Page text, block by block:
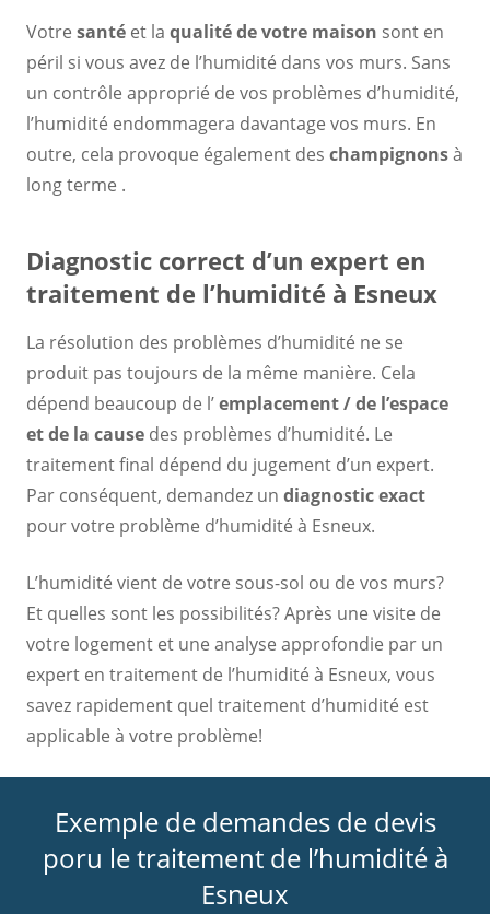
Votre santé et la qualité de votre maison sont en
péril si vous avez de l’humidité dans vos murs. Sans
un contrôle approprié de vos problèmes d’humidité,
l’humidité endommagera davantage vos murs. En
outre, cela provoque également des champignonsà
long terme .
Diagnostic correct d’un expert en
traitement de l’humidité à Esneux
La résolution des problèmes d’humidité ne se
produit pas toujours de la même manière. Cela
dépend beaucoup de l’emplacement / de l’espace
et de la cause des problèmes d’humidité. Le
traitement final dépend du jugement d’un expert.
Par conséquent, demandez un diagnostic exact
pour votre problème d’humidité à Esneux.
L’humidité vient de votre sous-sol ou de vos murs?
Et quelles sont les possibilités? Après une visite de
votre logement et une analyse approfondie par un
expert en traitement de l’humidité à Esneux, vous
savez rapidement quel traitement d’humidité est
applicable à votre problème!
Exemple de demandes de devis
poru le traitement de l’humidité à
Esneux